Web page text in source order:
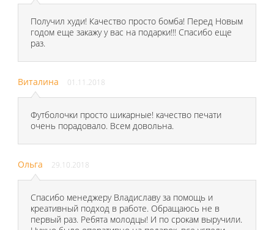
Получил худи! Качество просто бомба! Перед Новым
годом еще закажу у вас на подарки!!! Спасибо еще
раз.
Виталина 01.11.2018
Футболочки просто шикарные! качество печати
очень порадовало. Всем довольна.
Ольга 29.10.2018
Спасибо менеджеру Владиславу за помощь и
креативный подход в работе. Обращаюсь не в
первый раз. Ребята молодцы! И по срокам выручили.